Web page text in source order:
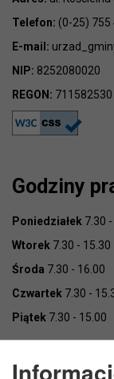
Telefon: (0-25) 755
E-mail:
NIP: 8252080020
REGON: 711582530
Godziny
Poniedziałek 7.30
Wtorek 7.30 - 15.30
Środa 7.30 - 16.00
Czwartek 7.30 -
Piątek 7.30 - 15.00